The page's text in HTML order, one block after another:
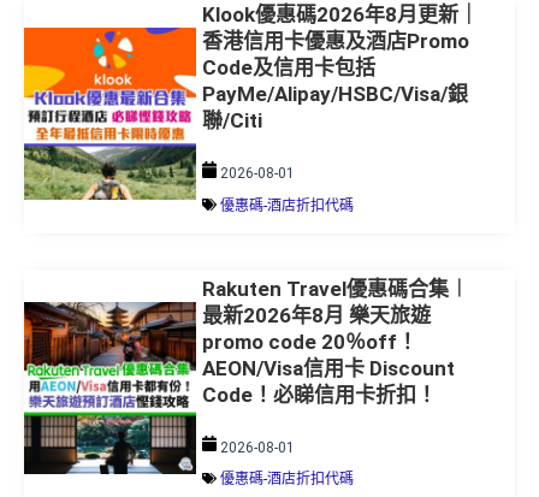
Klook優惠碼2026年8月更新｜
香港信用卡優惠及酒店Promo
Code及信用卡包括
PayMe/Alipay/HSBC/Visa/銀
聯/Citi
2026-08-01
優惠碼-酒店折扣代碼
Rakuten Travel優惠碼合集︱
最新2026年8月 樂天旅遊
promo code 20％off！
AEON/Visa信用卡 Discount
Code！必睇信用卡折扣！
2026-08-01
優惠碼-酒店折扣代碼